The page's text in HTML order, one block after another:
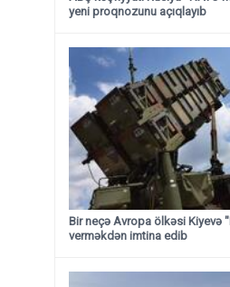
yeni proqnozunu açıqlayıb
Bir neçə Avropa ölkəsi Kiyevə
verməkdən imtina edib